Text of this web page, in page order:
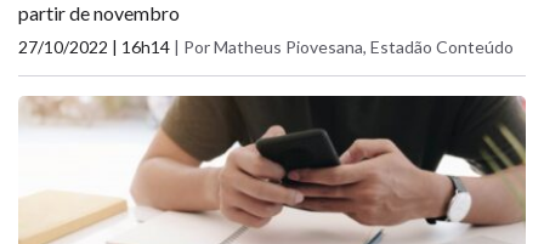
partir de novembro
27/10/2022 | 16h14 | Por Matheus Piovesana, Estadão Conteúdo